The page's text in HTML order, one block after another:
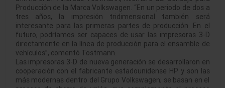
Producción de la Marca Volkswagen. “En un periodo de dos a
tres años, la impresión tridimensional también será
interesante para las primeras partes de producción. En el
futuro, podríamos ser capaces de usar las impresoras 3-D
directamente en la línea de producción para el ensamble de
vehículos”, comentó Tostmann.
Las impresoras 3-D de nueva generación se desarrollaron en
cooperación con el fabricante estadounidense HP y son las
más modernas dentro del Grupo Volkswagen; se basan en el